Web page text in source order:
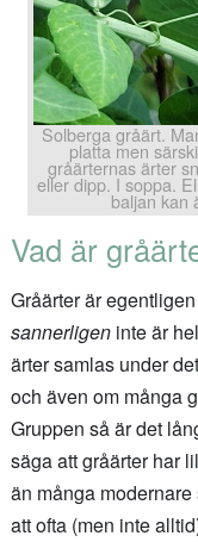
Solberga gråärt.
platta men
gråärternas ärter
eller dipp. I soppa.
baljan kan
Vad är
Gråärter är
sannerligeninte är
ärter samlas under
och även om många
Gruppen så är det
säga att gråärter har
än många
att ofta (men inte